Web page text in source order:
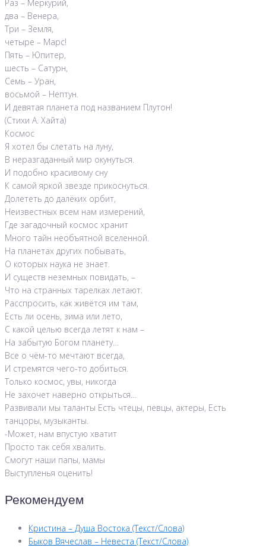
Раз – Меркурий,
два – Венера,
Три – Земля,
четыре – Марс!
Пять – Юпитер,
шесть – Сатурн,
Семь – Уран,
восьмой – Нептун.
И девятая планета под названием Плутон!
(Стихи А. Хайта)
Космос
Я хотел бы слетать на луну,
В неразгаданный мир окунуться.
И подобно красивому сну
К самой яркой звезде прикоснуться.
Долететь до далёких орбит,
Неизвестных всем нам измерений,
Где загадочный космос хранит
Много тайн необъятной вселенной.
На планетах других побывать,
О которых наука не знает.
И существ неземных повидать, –
Что на странных тарелках летают.
Расспросить, как живётся им там,
Есть ли осень, зима или лето,
С какой целью всегда летят к нам –
На забытую Богом планету…
Все о чём-то мечтают всегда,
И стремятся чего-то добиться.
Только космос, увы, никогда
Не захочет наверно открыться…
Развивали мы таланты Есть чтецы, певцы, актеры, Есть
танцоры, музыканты.
-Может, нам впустую хватит
Просто так себя хвалить.
Смогут наши папы, мамы
Выступленья оценить!
Рекомендуем
Кристина – Душа Востока (Текст/Слова)
Быков Вячеслав – Невеста (Текст/Слова)